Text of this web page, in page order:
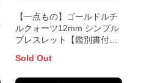
【一点もの】ゴールドルチ
ルクォーツ12mm シンプル
ブレスレット【鑑別書付
Sold Out